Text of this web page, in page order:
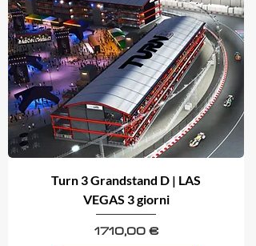
Turn 3 Grandstand D | LAS
VEGAS 3 giorni
Prezzo
1710,00 €